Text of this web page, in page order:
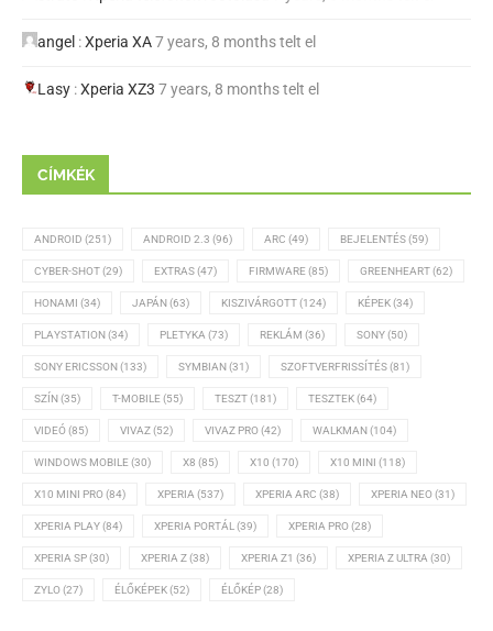
angel :Xperia XA7 years, 8 months telt el
Lasy :Xperia XZ3 7 years, 8 months telt el
CÍMKÉK
ANDROID (251) ANDROID 2.3 (96) ARC (49) BEJELENTÉS(59)
CYBER-SHOT(29) EXTRAS(47) FIRMWARE (85) GREENHEART(62)
HONAMI (34) JAPÁN(63) KISZIVÁRGOTT(124) KÉPEK(34)
PLAYSTATION(34) PLETYKA (73) REKLÁM (36) SONY(50)
SONY ERICSSON(133) SYMBIAN(31) SZOFTVERFRISSÍTÉS(81)
SZÍN(35) T-MOBILE (55) TESZT(181) TESZTEK(64)
VIDEÓ(85) VIVAZ(52) VIVAZ PRO(42) WALKMAN(104)
WINDOWS MOBILE (30) X8 (85) X10 (170) X10 MINI (118)
X10 MINI PRO(84) XPERIA (537) XPERIA ARC (38) XPERIA NEO(31)
XPERIA PLAY(84) XPERIA PORTÁL (39) XPERIA PRO(28)
XPERIA SP(30) XPERIA Z(38) XPERIA Z1 (36) XPERIA Z ULTRA (30)
ZYLO(27) ÉLŐKÉPEK(52) ÉLŐKÉP(28)